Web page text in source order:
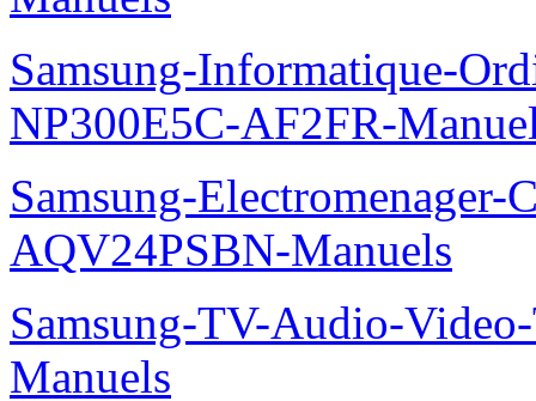
Samsung-Informatique-
NP300E5C-AF2FR-
Samsung-Electromenager-
AQV24PSBN-Manuels
Samsung-TV-Audio-
Manuels